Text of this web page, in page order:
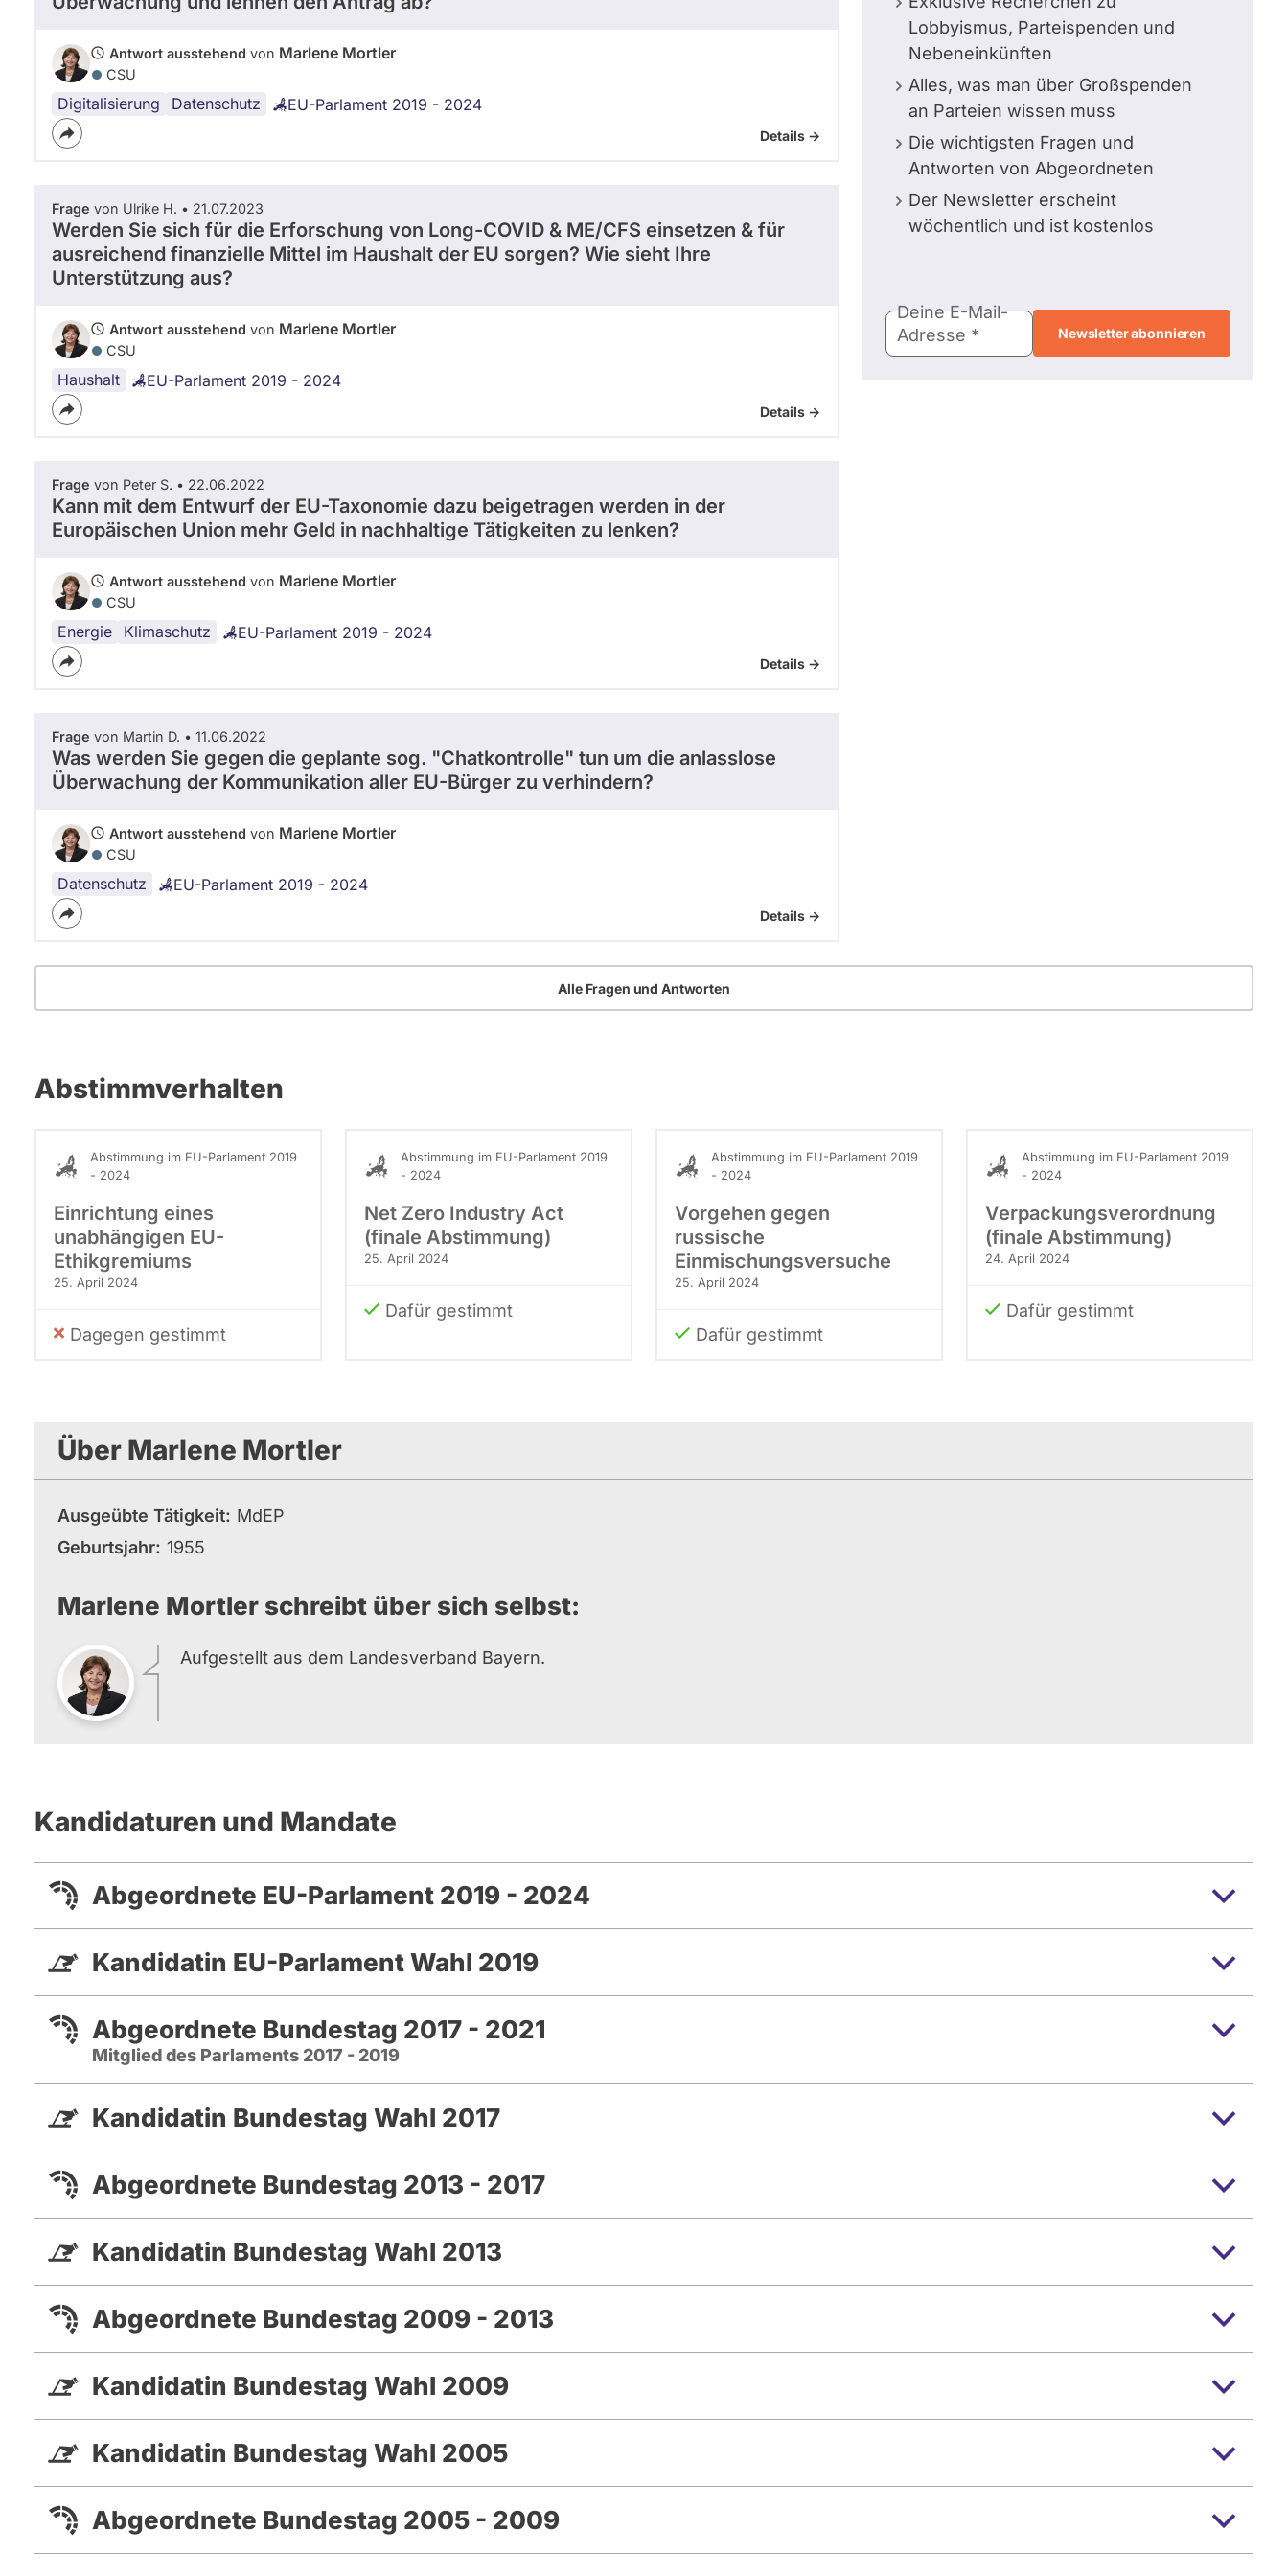
Antwort ausstehend von Marlene Mortler
CSU
Digitalisierung Datenschutz EU-Parlament 2019 - 2024
Details ->
Frage von Ulrike H. • 21.07.2023
Werden Sie sich für die Erforschung von Long-COVID & ME/CFS einsetzen & für
ausreichend finanzielle Mittel im Haushalt der EU sorgen? Wie sieht Ihre
Unterstützung aus?
Antwort ausstehend von Marlene Mortler
CSU
Haushalt EU-Parlament 2019 - 2024
Details ->
Frage von Peter S. • 22.06.2022
Kann mit dem Entwurf der EU-Taxonomie dazu beigetragen werden in der
Europäischen Union mehr Geld in nachhaltige Tätigkeiten zu lenken?
Antwort ausstehend von Marlene Mortler
CSU
Energie Klimaschutz
fossile
Ressourcen
EU-Parlament 2019 - 2024
Details ->
Frage von Martin D. • 11.06.2022
Was werden Sie gegen die geplante sog. "Chatkontrolle" tun um die anlasslose
Überwachung der Kommunikation aller EU-Bürger zu verhindern?
Antwort ausstehend von Marlene Mortler
CSU
Datenschutz EU-Parlament 2019 - 2024
Details ->
Lobbyismus, Parteispenden und
Nebeneinkünften
Alles, was man über Großspenden
an Parteien wissen muss
Die wichtigsten Fragen und
Antworten von Abgeordneten
Der Newsletter erscheint
wöchentlich und ist kostenlos
Mail-
Adresse
Deine E-Mail-
Adresse
Alle Fragen und Antworten
Abstimmverhalten
Abstimmung im EU-Parlament 2019
- 2024
Einrichtung eines
unabhängigen EU-
Ethikgremiums
25. April 2024
Dagegen gestimmt
Abstimmung im EU-Parlament 2019
- 2024
Net Zero Industry Act
(finale Abstimmung)
25. April 2024
Dafür gestimmt
Abstimmung im EU-Parlament 2019
- 2024
Vorgehen gegen
russische
Einmischungsversuche
25. April 2024
Dafür gestimmt
Abstimmung im EU-Parlament 2019
- 2024
Verpackungsverordnung
(finale Abstimmung)
24. April 2024
Dafür gestimmt
Über Marlene Mortler
Ausgeübte Tätigkeit
MdEP
Geburtsjahr 1955
Marlene Mortler schreibt über sich selbst:
Aufgestellt aus dem Landesverband Bayern.
Kandidaturen und Mandate
Abgeordnete EU-Parlament 2019 - 2024
Kandidatin EU-Parlament Wahl 2019
Abgeordnete Bundestag 2017 - 2021
Mitglied des Parlaments 2017 - 2019
Kandidatin Bundestag Wahl 2017
Abgeordnete Bundestag 2013 - 2017
Kandidatin Bundestag Wahl 2013
Abgeordnete Bundestag 2009 - 2013
Kandidatin Bundestag Wahl 2009
Kandidatin Bundestag Wahl 2005
Abgeordnete Bundestag 2005 - 2009